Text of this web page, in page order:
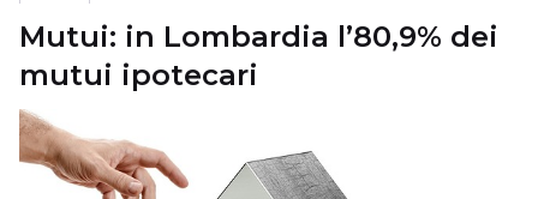
Mutui: in Lombardia l’80,9% dei
mutui ipotecari